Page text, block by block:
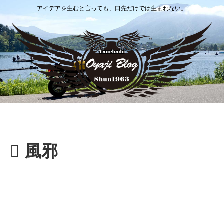
アイデアを生むと言っても、口先だけでは生まれない。
風邪